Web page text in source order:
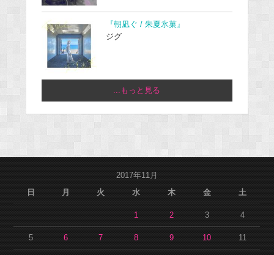
『朝凪ぐ / 朱夏氷菓』
ジグ
...もっと見る
2017年11月
日
月 火 水 木 金 土
1 2 3 4
5 6 7 8 9 10 11